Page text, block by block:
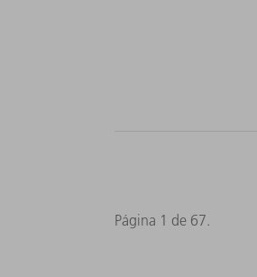
Página 1 de 67.